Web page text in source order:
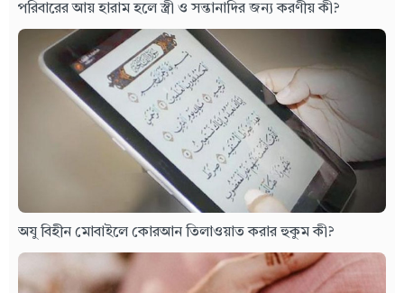
পরিবারের আয় হারাম হলে স্ত্রী ও সন্তানাদির জন্য করণীয় কী?
অযু বিহীন মোবাইলে কোরআন তিলাওয়াত করার হুকুম কী?